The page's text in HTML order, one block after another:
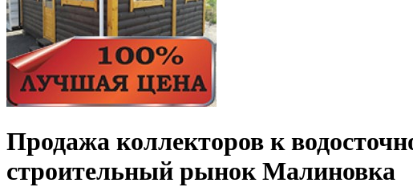
Продажа коллекторов к
строительный рынок Малиновка